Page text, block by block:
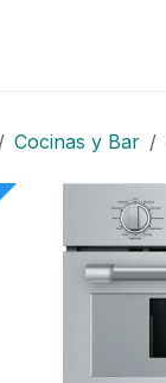
Cocinas y Bar